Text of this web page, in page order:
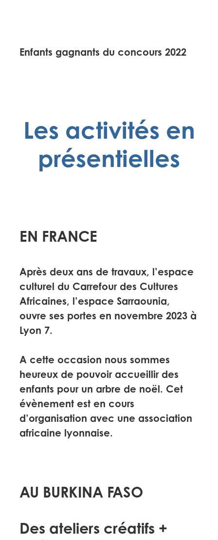
Enfants gagnants du concours 2022
Les activités en
présentielles
EN FRANCE
Après deux ans de travaux, l’espace
culturel du Carrefour des Cultures
Africaines, l’espace Sarraounia,
ouvre ses portes en novembre 2023 à
Lyon 7.
A cette occasion nous sommes
heureux de pouvoir accueillir des
enfants pour un arbre de noël. Cet
évènement est en cours
d’organisation avec une association
africaine lyonnaise.
AU BURKINA FASO
Des ateliers créatifs +